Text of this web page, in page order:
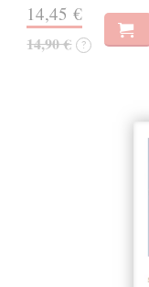
14,45 €
14,90 € ?